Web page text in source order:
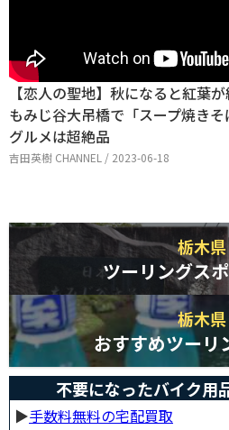
【恋人の聖地】秋になると紅葉
もみじ谷大吊橋で「スープ焼き
グルメは超絶品
吉田英樹 CHANNEL / 2023-06-18
栃木県
ツーリングス
栃木県
おすすめツーリ
不要になったバイク用
▶︎手数料無料の宅配買取